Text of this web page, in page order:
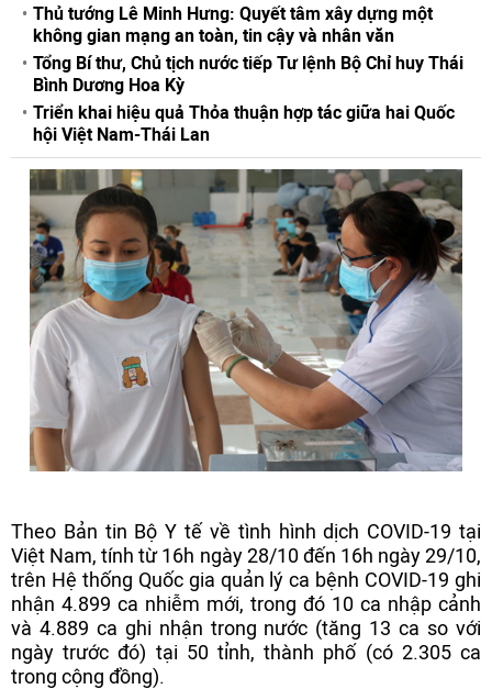
Thủ tướng Lê Minh Hưng: Quyết tâm xây dựng một
không gian mạng an toàn, tin cậy và nhân văn
Tổng Bí thư, Chủ tịch nước tiếp Tư lệnh Bộ Chỉ huy Thái
Bình Dương Hoa Kỳ
Triển khai hiệu quả Thỏa thuận hợp tác giữa hai Quốc
hội Việt Nam-Thái Lan
Theo Bản tin Bộ Y tế về tình hình dịch COVID-19 tại
Việt Nam, tính từ 16h ngày 28/10 đến 16h ngày 29/10,
trên Hệ thống Quốc gia quản lý ca bệnh COVID-19 ghi
nhận 4.899 ca nhiễm mới, trong đó 10 ca nhập cảnh
và 4.889 ca ghi nhận trong nước (tăng 13 ca so với
ngày trước đó) tại 50 tỉnh, thành phố (có 2.305 ca
trong cộng đồng).